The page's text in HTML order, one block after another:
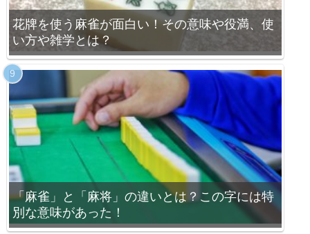
花牌を使う麻雀が面白い！その意味や役満、使
い方や雑学とは？
「麻雀」と「麻将」の違いとは？この字には特
別な意味があった！